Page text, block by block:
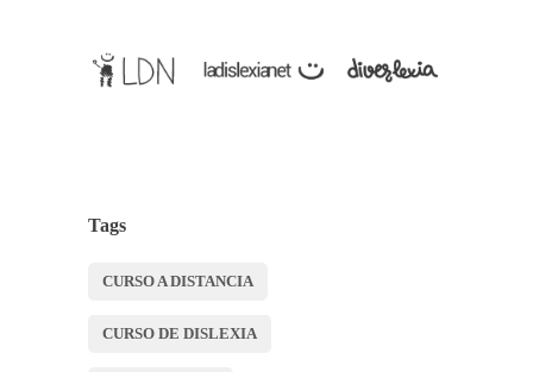
Tags
CURSO A DISTANCIA
CURSO DE DISLEXIA